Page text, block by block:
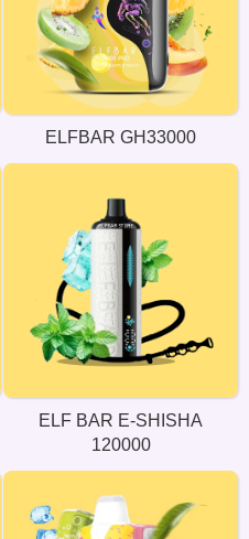
ELFBAR GH33000
ELF BAR E-SHISHA
120000